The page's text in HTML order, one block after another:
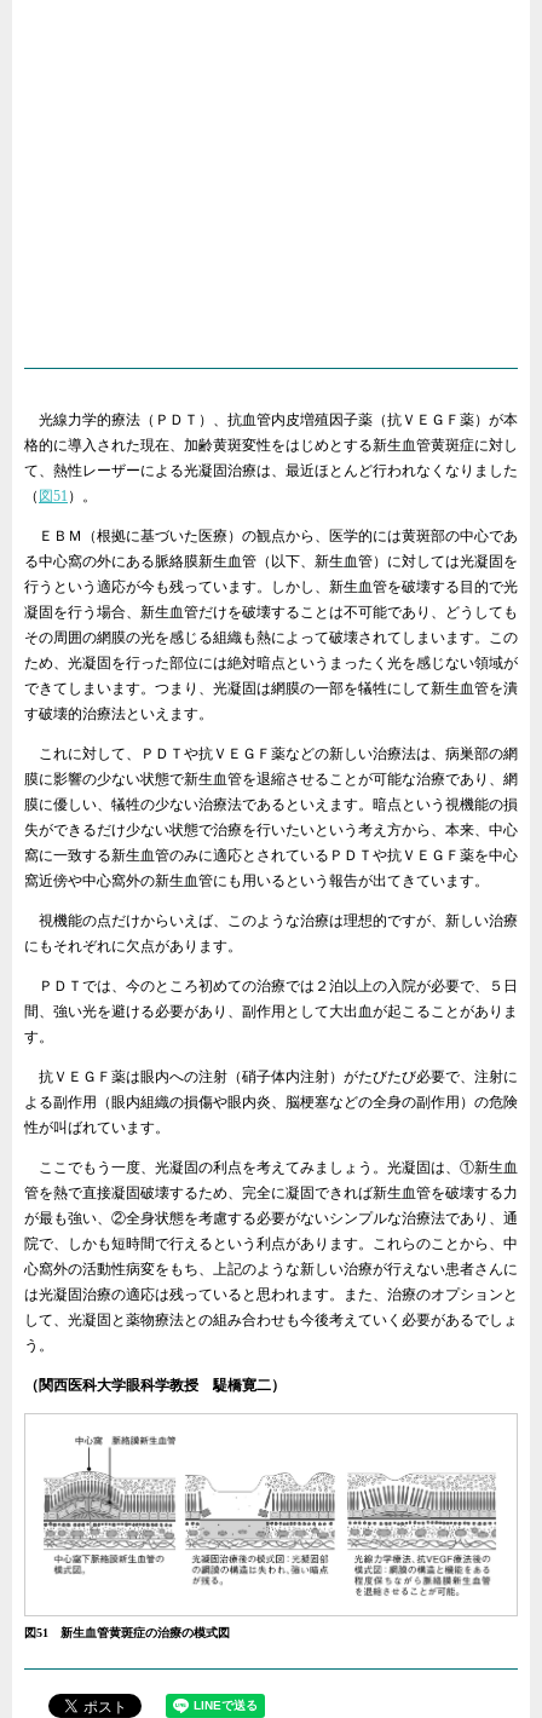
光線力学的療法（ＰＤＴ）、抗血管内皮増殖因子薬（抗ＶＥＧＦ薬）が本
格的に導入された現在、加齢黄斑変性をはじめとする新生血管黄斑症に対し
て、熱性レーザーによる光凝固治療は、最近ほとんど行われなくなりました
（ 図51 ）。
ＥＢＭ（根拠に基づいた医療）の観点から、医学的には黄斑部の中心であ
る中心窩の外にある脈絡膜新生血管（以下、新生血管）に対しては光凝固を
行うという適応が今も残っています。しかし、新生血管を破壊する目的で光
凝固を行う場合、新生血管だけを破壊することは不可能であり、どうしても
その周囲の網膜の光を感じる組織も熱によって破壊されてしまいます。この
ため、光凝固を行った部位には絶対暗点というまったく光を感じない領域が
できてしまいます。つまり、光凝固は網膜の一部を犠牲にして新生血管を潰
す破壊的治療法といえます。
これに対して、ＰＤＴや抗ＶＥＧＦ薬などの新しい治療法は、病巣部の網
膜に影響の少ない状態で新生血管を退縮させることが可能な治療であり、網
膜に優しい、犠牲の少ない治療法であるといえます。暗点という視機能の損
失ができるだけ少ない状態で治療を行いたいという考え方から、本来、中心
窩に一致する新生血管のみに適応とされているＰＤＴや抗ＶＥＧＦ薬を中心
窩近傍や中心窩外の新生血管にも用いるという報告が出てきています。
視機能の点だけからいえば、このような治療は理想的ですが、新しい治療
にもそれぞれに欠点があります。
ＰＤＴでは、今のところ初めての治療では２泊以上の入院が必要で、５日
間、強い光を避ける必要があり、副作用として大出血が起こることがありま
す。
抗ＶＥＧＦ薬は眼内への注射（硝子体内注射）がたびたび必要で、注射に
よる副作用（眼内組織の損傷や眼内炎、脳梗塞などの全身の副作用）の危険
性が叫ばれています。
ここでもう一度、光凝固の利点を考えてみましょう。光凝固は、①新生血
管を熱で直接凝固破壊するため、完全に凝固できれば新生血管を破壊する力
が最も強い、②全身状態を考慮する必要がないシンプルな治療法であり、通
院で、しかも短時間で行えるという利点があります。これらのことから、中
心窩外の活動性病変をもち、上記のような新しい治療が行えない患者さんに
は光凝固治療の適応は残っていると思われます。また、治療のオプションと
して、光凝固と薬物療法との組み合わせも今後考えていく必要があるでしょ
う。
（関西医科大学眼科学教授 騠橋寛二）
図51 新生血管黄斑症の治療の模式図